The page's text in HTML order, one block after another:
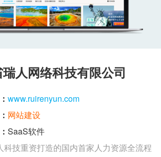
瑞人网络科技有限公司
www.ruirenyun.com
网站建设
SaaS软件
科技重资打造的国内首家人力资源全流程